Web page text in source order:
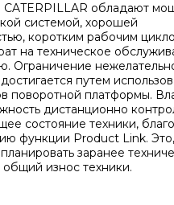
CATERPILLAR обладают
системой, хорошей
коротким рабочим
на техническое
Ограничение
путем
поворотной платформы.
дистанционно
состояние техники,
функции Product Link.
заранее
износ техники.